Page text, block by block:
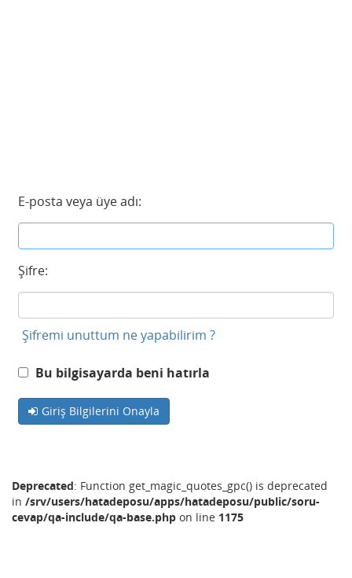
E-posta veya üye adı:
Şifre:
Şifremi unuttum ne yapabilirim ?
Bu bilgisayarda beni hatırla
Giriş Bilgilerini Onayla
Deprecated: Function get_magic_quotes_gpc() is deprecated
in /srv/users/hatadeposu/apps/hatadeposu/public/soru-
cevap/qa-include/qa-base.php on line 1175